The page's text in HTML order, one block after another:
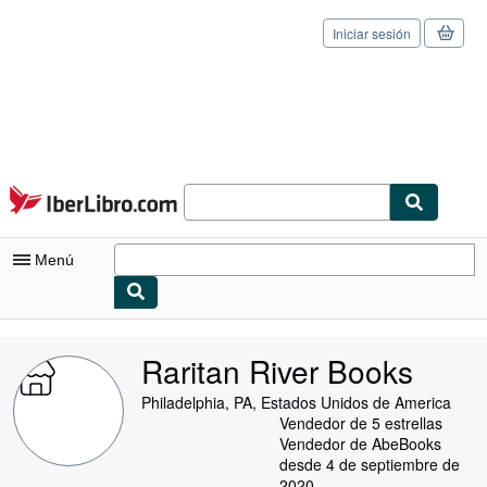
Pasar al contenido principal
IberLibro.com
Iniciar sesión
Menú
Consultar mis pedidos
Búsqueda avanzada
Raritan River Books
Philadelphia, PA, Estados Unidos de America
Vendedor de 5 estrellas
Vendedor de AbeBooks
desde 4 de septiembre de